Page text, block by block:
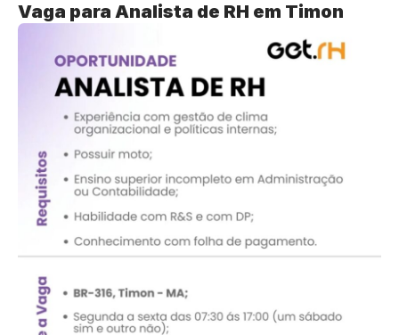
Vaga para Analista de RH em Timon